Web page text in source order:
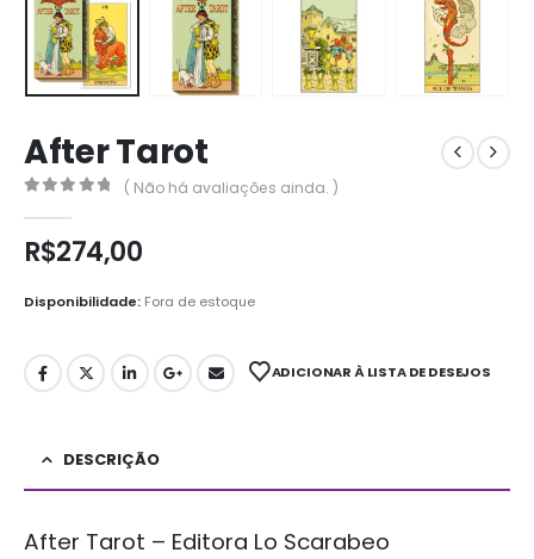
After Tarot
( Não há avaliações ainda. )
R$274,00
Disponibilidade: Fora de estoque
ADICIONAR À LISTA DE DESEJOS
DESCRIÇÃO
After Tarot – Editora Lo Scarabeo